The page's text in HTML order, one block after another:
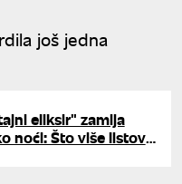
još jedna
eliksir" zamija
noći: Što više listova